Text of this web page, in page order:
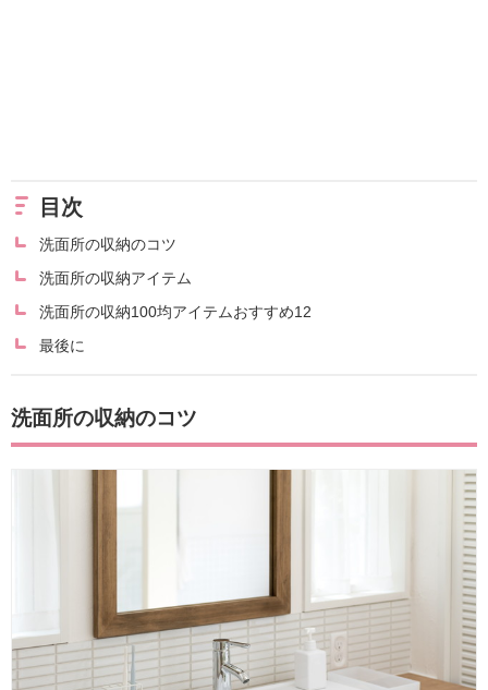
目次
洗面所の収納のコツ
洗面所の収納アイテム
洗面所の収納100均アイテムおすすめ12
最後に
洗面所の収納のコツ